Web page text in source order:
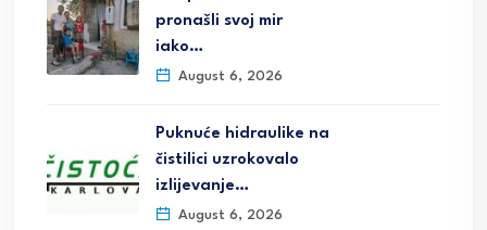
pronašli svoj mir
iako…
August 6, 2026
Puknuće hidraulike na
čistilici uzrokovalo
izlijevanje…
August 6, 2026